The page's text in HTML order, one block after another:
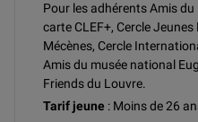
Pour les adhérents Amis
carte CLEF+, Cercle Jeunes
Mécènes, Cercle
Amis du musée national
Friends du Louvre.
Tarif jeune : Moins de 26